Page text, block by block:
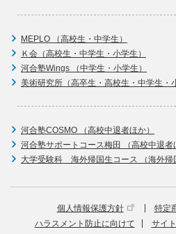
MEPLO （高校生・中学生）
Ｋ会（高校生・中学生・小学生）
河合塾Wings （中学生・小学生）
美術研究所（高卒生・高校生・中学生・
河合塾COSMO （高校中退者ほか）
河合塾サポートコース梅田 （高校中退者
大学受験科 海外帰国生コース （海外帰
個人情報保護方針
特定
ハラスメント防止に向けて
サイ